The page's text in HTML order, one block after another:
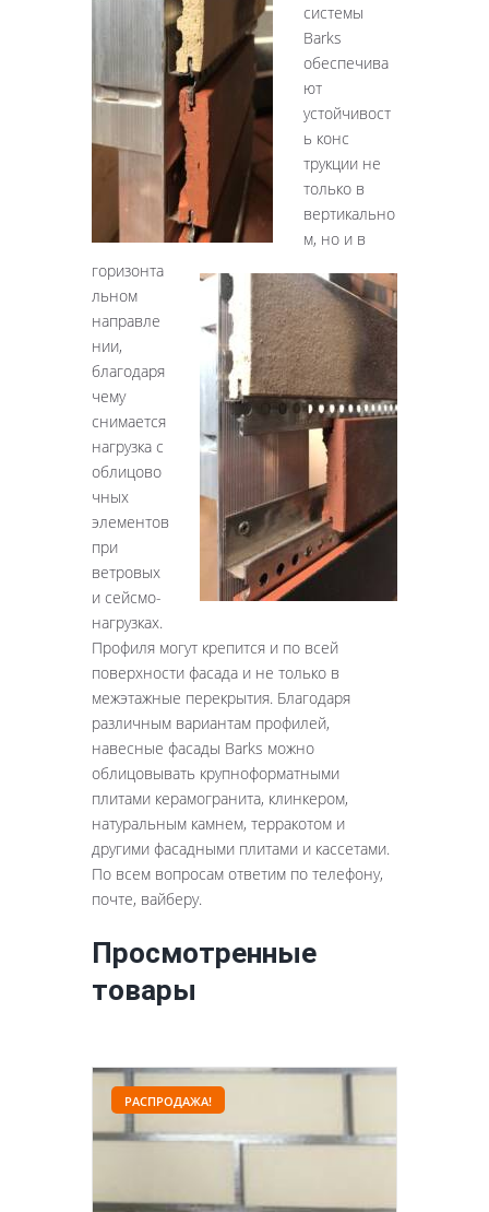
системы
Barks
обеспечива
ют
устойчивост
ь конс
трукции не
только в
вертикально
м, но и в
горизонта
льном
направле
нии,
благодаря
чему
снимается
нагрузка с
облицово
чных
элементов
при
ветровых
и сейсмо-
нагрузках.
Профиля могут крепится и по всей
поверхности фасада и не только в
межэтажные перекрытия. Благодаря
различным вариантам профилей,
навесные фасады Barks можно
облицовывать крупноформатными
плитами керамогранита, клинкером,
натуральным камнем, терракотом и
другими фасадными плитами и кассетами.
По всем вопросам ответим по телефону,
почте, вайберу.
Просмотренные
товары
РАСПРОДАЖА!